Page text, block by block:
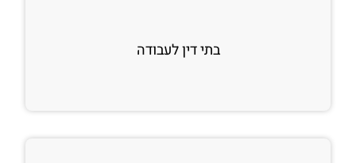
בתי דין לעבודה